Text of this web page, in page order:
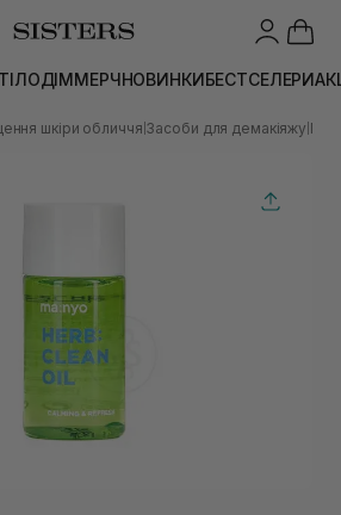
ТІЛОДІММЕРЧНОВИНКИБЕСТСЕЛЕРИ
шкіри обличчя Засоби для демакіяжу